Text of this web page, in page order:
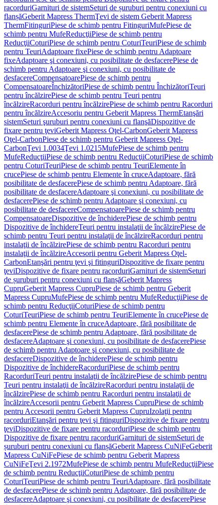
racorduriGarnituri de sistemSeturi de șuruburi pentru conexiuni cu
flanșăGeberit Mapress ThermŢevi de sistem Geberit Mapress
ThermFitinguriPiese de schimb pentru FitinguriMufePiese de
schimb pentru MufeReducţiiPiese de schimb pentru
ReducţiiCoturiPiese de schimb pentru CoturiTeuriPiese de schimb
pentru TeuriAdaptoare fixePiese de schimb pentru Adaptoare
fixeAdaptoare şi conexiuni, cu posibilitate de desfacerePiese de
schimb pentru Adaptoare şi conexiuni, cu posibilitate de
desfacereCompensatoarePiese de schimb pentru
CompensatoareÎnchizătoriPiese de schimb pentru ÎnchizătoriTeuri
pentru încălzirePiese de schimb pentru Teuri pentru
încălzireRacorduri pentru încălzirePiese de schimb pentru Racorduri
pentru încălzireAccesoriu pentru Geberit Mapress ThermEtanşări
sistemSeturi şuruburi pentru conexiuni cu flanşăDispozitive de
fixare pentru ţeviGeberit Mapress Oţel-CarbonGeberit Mapress
Oţel-CarbonPiese de schimb pentru Geberit Mapress Oţel-
CarbonŢevi 1.0034Ţevi 1.0215MufePiese de schimb pentru
MufeReducţiiPiese de schimb pentru ReducţiiCoturiPiese de schimb
pentru CoturiTeuriPiese de schimb pentru TeuriElemente în
crucePiese de schimb pentru Elemente în cruceAdaptoare, fără
posibilitate de desfacerePiese de schimb pentru Adaptoare, fără
posibilitate de desfacereAdaptoare şi conexiuni, cu posibilitate de
desfacerePiese de schimb pentru Adaptoare şi conexiuni, cu
posibilitate de desfacereCompensatoarePiese de schimb pentru
CompensatoareDispozitive de închiderePiese de schimb pentru
Dispozitive de închidereTeuri pentru instalaţii de încălzirePiese de
schimb pentru Teuri pentru instalaţii de încălzireRacorduri pentru
instalaţii de încălzirePiese de schimb pentru Racorduri pentru
instalaţii de încălzireAccesorii pentru Geberit Mapress Oţel-
CarbonEtanşări pentru ţevi şi fitinguriDispozitive de fixare pentru
ţeviDispozitive de fixare pentru racorduriGarnituri de sistemSeturi
de șuruburi pentru conexiuni cu flanșăGeberit Mapress
CupruGeberit Mapress CupruPiese de schimb pentru Geberit
Mapress CupruMufePiese de schimb pentru MufeReducţiiPiese de
schimb pentru ReducţiiCoturiPiese de schimb pentru
CoturiTeuriPiese de schimb pentru TeuriElemente în crucePiese de
schimb pentru Elemente în cruceAdaptoare, fără posibilitate de
desfacerePiese de schimb pentru Adaptoare, fără posibilitate de
desfacereAdaptoare şi conexiuni, cu posibilitate de desfacerePiese
de schimb pentru Adaptoare şi conexiuni, cu posibilitate de
desfacereDispozitive de închiderePiese de schimb pentru
Dispozitive de închidereRacorduriPiese de schimb pentru
RacorduriTeuri pentru instalaţii de încălzirePiese de schimb pentru
Teuri pentru instalaţii de încălzireRacorduri pentru instalaţii de
încălzirePiese de schimb pentru Racorduri pentru instalaţii de
încălzireAccesorii pentru Geberit Mapress CupruPiese de schimb
pentru Accesorii pentru Geberit Mapress CupruIzolaţii pentru
racorduriEtanşări pentru ţevi şi fitinguriDispozitive de fixare pentru
ţeviDispozitive de fixare pentru racorduriPiese de schimb pentru
Dispozitive de fixare pentru racorduriGarnituri de sistemSeturi de
șuruburi pentru conexiuni cu flanșăGeberit Mapress CuNiFeGeberit
Mapress CuNiFePiese de schimb pentru Geberit Mapress
CuNiFeŢevi 2.1972MufePiese de schimb pentru MufeReducţiiPiese
de schimb pentru ReducţiiCoturiPiese de schimb pentru
CoturiTeuriPiese de schimb pentru TeuriAdaptoare, fără posibilitate
de desfacerePiese de schimb pentru Adaptoare, fără posibilitate de
desfacereAdaptoare şi conexiuni, cu posibilitate de desfacerePiese